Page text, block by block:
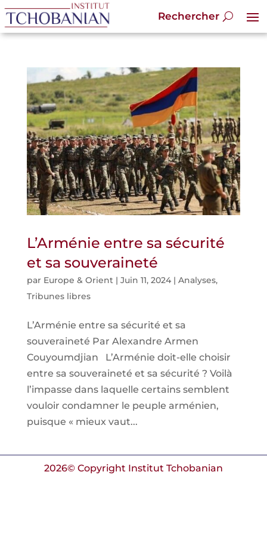
L’Arménie entre sa sécurité
et sa souveraineté
par Europe & Orient| Juin 11, 2024| Analyses,
Tribunes libres
L’Arménie entre sa sécurité et sa
souveraineté Par Alexandre Armen
Couyoumdjian L’Arménie doit-elle choisir
entre sa souveraineté et sa sécurité ? Voilà
l’impasse dans laquelle certains semblent
vouloir condamner le peuple arménien,
puisque « mieux vaut...
2026© Copyright Institut Tchobanian